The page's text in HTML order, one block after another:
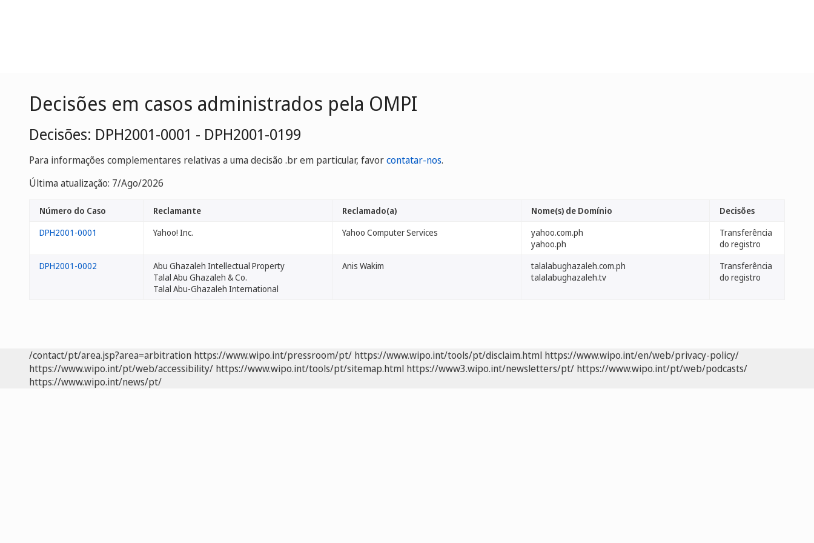
Decisões em casos administrados pela OMPI
Decisões: DPH2001-0001 - DPH2001-0199
Para informações complementares relativas a uma decisão .br em particular, favorcontatar-nos.
Última atualização: 7/Ago/2026
Número do Caso Reclamante Reclamado(a) Nome(s) de Domínio
Decisões
DPH2001-0001
Yahoo! Inc. Yahoo Computer Services
yahoo.com.ph
yahoo.ph
Transferência
do registro
DPH2001-0002
Abu Ghazaleh Intellectual Property
Talal Abu Ghazaleh & Co.
Talal Abu-Ghazaleh International
Anis Wakim
talalabughazaleh.com.ph
talalabughazaleh.tv
Transferência
do registro
/contact/pt/area.jsp?area=arbitration https://www.wipo.int/pressroom/pt/ https://www.wipo.int/tools/pt/disclaim.html https://www.wipo.int/en/web/privacy-policy/
https://www.wipo.int/pt/web/accessibility/ https://www.wipo.int/tools/pt/sitemap.html https://www3.wipo.int/newsletters/pt/ https://www.wipo.int/pt/web/podcasts/
https://www.wipo.int/news/pt/